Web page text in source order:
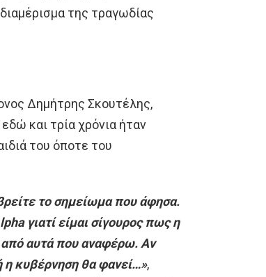
της τραγωδίας
Δημήτρης Σκουτέλης,
και τρία χρόνια ήταν
του όποτε του
το σημείωμα που άφησα.
γιατί είμαι σίγουρος πως η
από αυτά που αναφέρω. Αν
η κυβέρνηση θα φανεί…»,